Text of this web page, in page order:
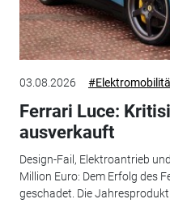
03.08.2026
Ferrari Luce:
ausverkauft
Design-Fail, Elektroantrieb
Million Euro: Dem Erfolg des
geschadet. Die